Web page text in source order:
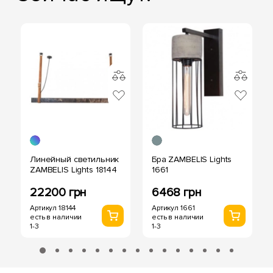
Линейный светильник
ZAMBELIS Lights 18144
22200 грн
Артикул 18144
есть в наличии
1-3
Бра ZAMBELIS Lights
1661
6468 грн
Артикул 1661
есть в наличии
1-3